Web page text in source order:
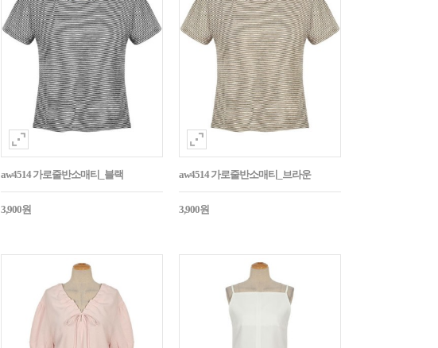
aw4514 가로줄반소매티_블랙
3,900원
aw4514 가로줄반소매티_브라운
3,900원